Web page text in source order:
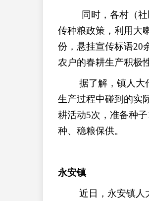
同时，各村（
传种粮政策，利用大
份，悬挂宣传标语20
农户的春耕生产积极
据了解，镇人大
生产过程中碰到的实
耕活动5次，准备种
种、稳粮保供。
永安镇
近日，永安镇人